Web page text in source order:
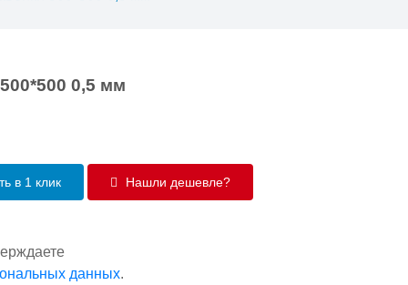
0,5 мм
в 1 клик Нашли дешевле?
данных.